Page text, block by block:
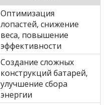
Оптимизация
лопастей, снижение
веса, повышение
эффективности
Создание сложных
конструкций батарей,
улучшение сбора
энергии